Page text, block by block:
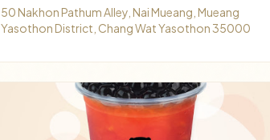
50 Nakhon Pathum Alley, Nai Mueang, Mueang
Yasothon District, Chang Wat Yasothon 35000